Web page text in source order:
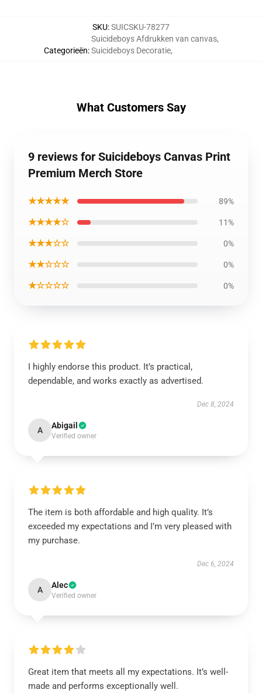
SKU:SUICSKU-78277
Categorieën:
Suicideboys Afdrukken van canvas,
Suicideboys Decoratie,
What Customers Say
9 reviews for Suicideboys Canvas Print
Premium Merch Store
★★★★★ 89%
★★★★☆ 11%
★★★☆☆ 0%
★★☆☆☆ 0%
★☆☆☆☆ 0%
I highly endorse this product. It’s practical,
dependable, and works exactly as advertised.
Dec 8, 2024
A Abigail
Verified owner
The item is both affordable and high quality. It’s
exceeded my expectations and I’m very pleased with
my purchase.
Dec 6, 2024
A Alec
Verified owner
Great item that meets all my expectations. It’s well-
made and performs exceptionally well.